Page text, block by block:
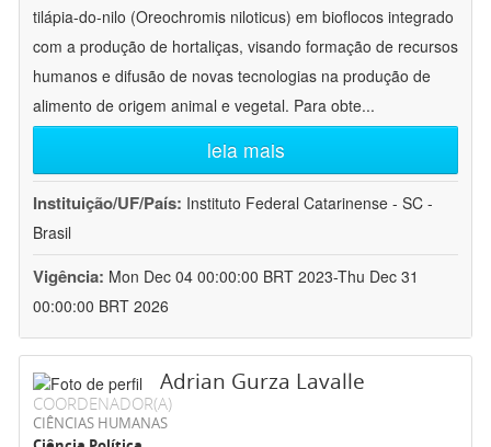
tilápia-do-nilo (Oreochromis niloticus) em bioflocos integrado
com a produção de hortaliças, visando formação de recursos
humanos e difusão de novas tecnologias na produção de
alimento de origem animal e vegetal. Para obte...
leia mais
Instituição/UF/País: Instituto Federal Catarinense - SC -
Brasil
Vigência: Mon Dec 04 00:00:00 BRT 2023-Thu Dec 31
00:00:00 BRT 2026
Adrian Gurza Lavalle
COORDENADOR(A)
CIÊNCIAS HUMANAS